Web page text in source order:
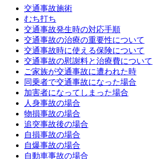
交通事故施術
むち打ち
交通事故発生時の対応手順
交通事故の治療の重要性について
交通事故時に使える保険について
交通事故の慰謝料と治療費について
ご家族が交通事故に遭われた時
同乗者で交通事故になった場合
加害者になってしまった場合
人身事故の場合
物損事故の場合
追突事故後の場合
自損事故の場合
自爆事故の場合
自動車事故の場合